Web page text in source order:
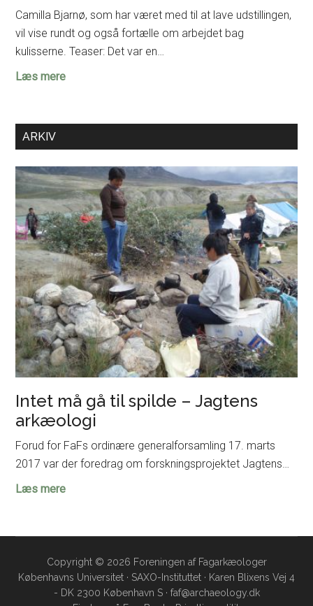
Camilla Bjarnø, som har været med til at lave udstillingen,
vil vise rundt og også fortælle om arbejdet bag
kulisserne. Teaser: Det var en…
Læs mereEksklusiv
i
Kelter-
udstillingen
på
Moesgaard
ARKIV
Intet må gå til spilde – Jagtens
arkæologi
Forud for FaFs ordinære generalforsamling 17. marts
2017 var der foredrag om forskningsprojektet Jagtens…
Læs mereIntet
spilde
–
Jagtens
Copyright © 2026 Foreningen af Fagarkæologer
Københavns Universitet · SAXO-Instituttet · Karen Blixens Vej 4
- DK 2300 København S · faf@archaeology.dk